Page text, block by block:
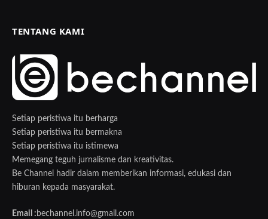
TENTANG KAMI
Setiap peristiwa itu berharga
Setiap peristiwa itu bermakna
Setiap peristiwa itu istimewa
Memegang teguh jurnalisme dan kreativitas.
Be Channel hadir dalam memberikan informasi, edukasi dan
hiburan kepada masyarakat.
Email : bechannel.info@gmail.com